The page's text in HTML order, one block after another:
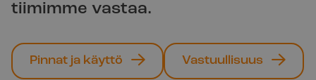
tiimimme vastaa.
Pinnat ja käyttö Vastuullisuus